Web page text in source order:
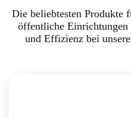
Die beliebtesten Produkte
öffentliche
und Effizienz bei